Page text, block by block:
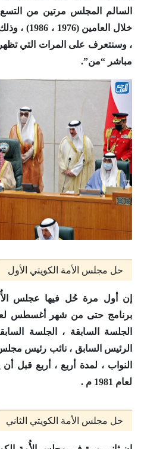
السالم المجلس مرتين من
، وسنتعرف على المرات التي
مباشر “من”.
حل مجلس الأمة الكويتي الأول
إن أول مرة حُل فيها عجلس
برنامج حتى من شهر أغسطس لعام
الجلسة السابقة ، الجلسة
الرئيس السابق ، نائب رئيس
لعام 1981 م .
حل مجلس الأمة الكويتي الثاني